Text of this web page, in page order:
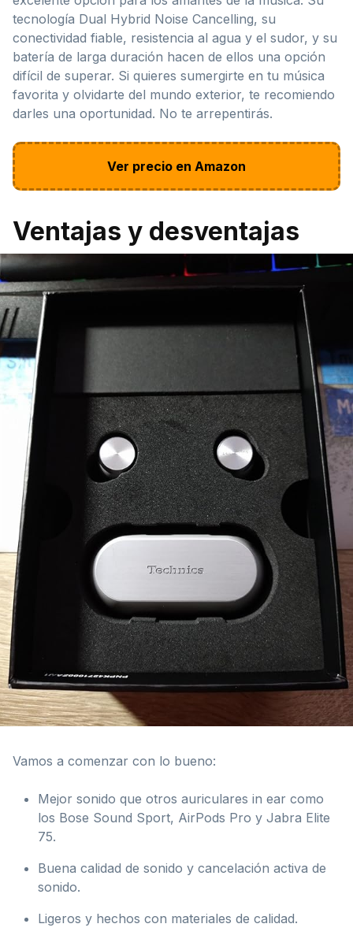
tecnología Dual Hybrid Noise Cancelling, su
conectividad fiable, resistencia al agua y el sudor, y su
batería de larga duración hacen de ellos una opción
difícil de superar. Si quieres sumergirte en tu música
favorita y olvidarte del mundo exterior, te recomiendo
darles una oportunidad. No te arrepentirás.
Ver precio en Amazon
Ventajas y desventajas
Vamos a comenzar con lo bueno:
Mejor sonido que otros auriculares in ear como
los Bose Sound Sport, AirPods Pro y Jabra Elite
75.
Buena calidad de sonido y cancelación activa de
sonido.
Ligeros y hechos con materiales de calidad.